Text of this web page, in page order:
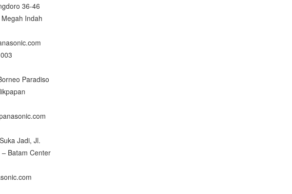
36-46
Indah
Paradiso
Jadi, Jl.
Batam Center